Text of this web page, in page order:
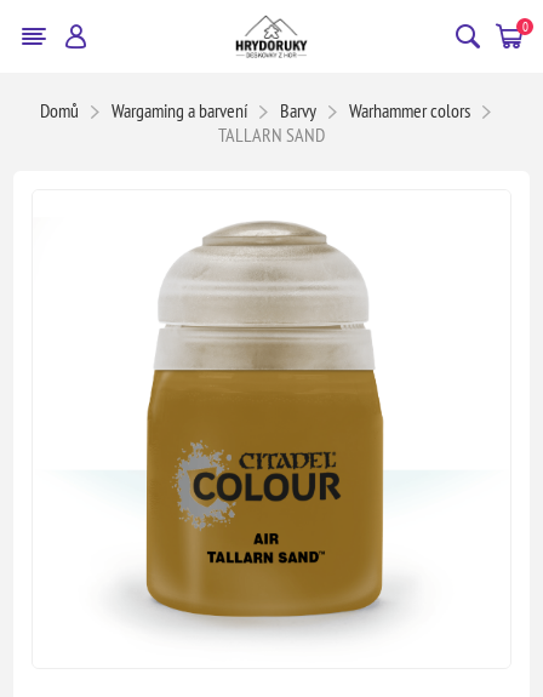
0
Domů Wargaming a barvení Barvy
Warhammer colors
TALLARN SAND